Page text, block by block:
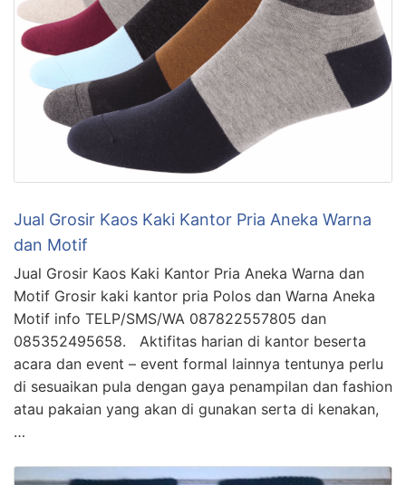
Jual Grosir Kaos Kaki Kantor Pria Aneka Warna
dan Motif
Jual Grosir Kaos Kaki Kantor Pria Aneka Warna dan
Motif Grosir kaki kantor pria Polos dan Warna Aneka
Motif info TELP/SMS/WA 087822557805 dan
085352495658. Aktifitas harian di kantor beserta
acara dan event – event formal lainnya tentunya perlu
di sesuaikan pula dengan gaya penampilan dan fashion
atau pakaian yang akan di gunakan serta di kenakan,
…